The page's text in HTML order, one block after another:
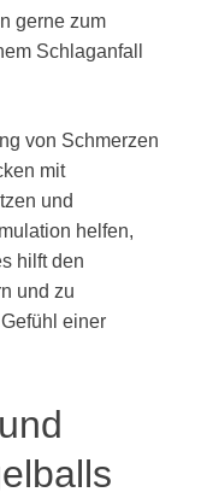
gerne zum
Schlaganfall
von Schmerzen
mit
und
helfen,
hilft den
und zu
einer